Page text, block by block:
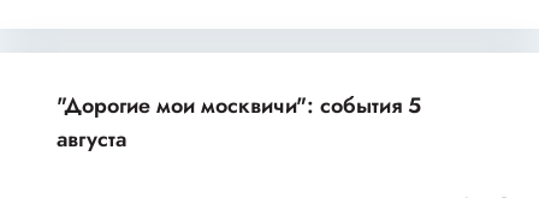
"Дорогие мои москвичи": события 5
августа